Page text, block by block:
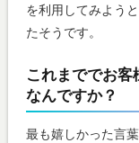
を利用してみよう
たそうです。
これまででお
なんですか？
最も嬉しかった言